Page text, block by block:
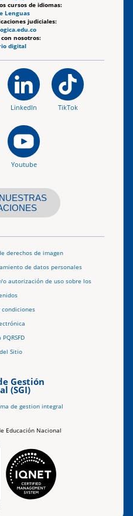
cursos de idiomas:
Lenguas
judiciales:
nosotros:
digital
LinkedIn TikTok
Youtube
derechos de imagen
de datos personales
autorización de uso sobre los
Sitio
Gestión
(SGI)
Educación Nacional